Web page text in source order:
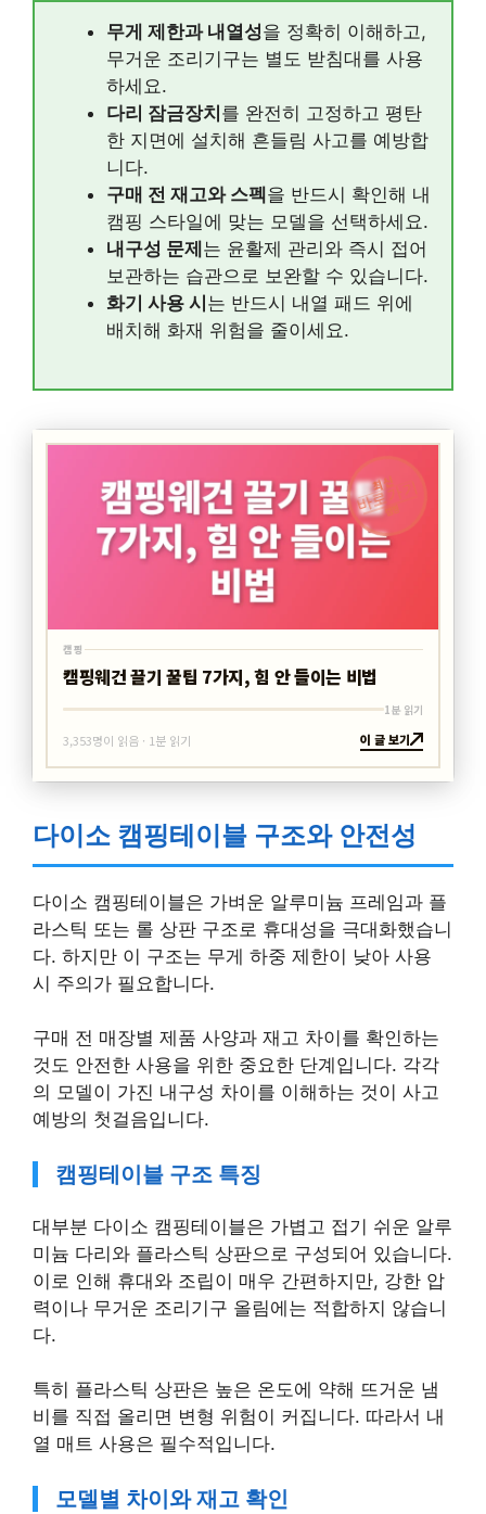
무게 제한과 내열성을 정확히 이해하고,
무거운 조리기구는 별도 받침대를 사용
하세요.
다리 잠금장치 를 완전히 고정하고 평탄
한 지면에 설치해 흔들림 사고를 예방합
니다.
구매 전 재고와 스펙 을 반드시 확인해 내
캠핑 스타일에 맞는 모델을 선택하세요.
내구성 문제 는 윤활제 관리와 즉시 접어
보관하는 습관으로 보완할 수 있습니다.
화기 사용 시 는 반드시 내열 패드 위에
배치해 화재 위험을 줄이세요.
최신
바로가기
캠핑
캠핑
캠핑웨건 끌기 꿀팁 7가지, 힘 안 들이는 비법
1분 읽기
3,353명이 읽음 · 1분 읽기 이 글 보기
다이소 캠핑테이블 구조와 안전성
다이소 캠핑테이블은 가벼운 알루미늄 프레임과 플
라스틱 또는 롤 상판 구조로 휴대성을 극대화했습니
다. 하지만 이 구조는 무게 하중 제한이 낮아 사용
시 주의가 필요합니다.
구매 전 매장별 제품 사양과 재고 차이를 확인하는
것도 안전한 사용을 위한 중요한 단계입니다. 각각
의 모델이 가진 내구성 차이를 이해하는 것이 사고
예방의 첫걸음입니다.
캠핑테이블 구조 특징
대부분 다이소 캠핑테이블은 가볍고 접기 쉬운 알루
미늄 다리와 플라스틱 상판으로 구성되어 있습니다.
이로 인해 휴대와 조립이 매우 간편하지만, 강한 압
력이나 무거운 조리기구 올림에는 적합하지 않습니
다.
특히 플라스틱 상판은 높은 온도에 약해 뜨거운 냄
비를 직접 올리면 변형 위험이 커집니다. 따라서 내
열 매트 사용은 필수적입니다.
모델별 차이와 재고 확인